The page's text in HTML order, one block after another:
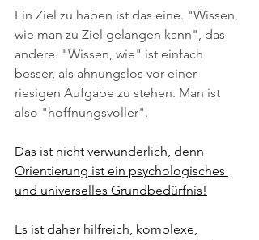
Ein Ziel zu haben ist das eine. "Wissen,
wie man zu Ziel gelangen kann", das
andere. "Wissen, wie" ist einfach
besser, als ahnungslos vor einer
riesigen Aufgabe zu stehen. Man ist
also "hoffnungsvoller".
Das ist nicht verwunderlich, denn
Orientierung ist ein psychologisches
und universelles Grundbedürfnis!
Es ist daher hilfreich, komplexe,